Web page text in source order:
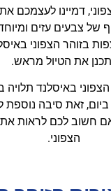
דמיינו לעצמכם
של צבעים עזים
בזוהר הצפוני
את הטיול מראש.
באיסלנד תלויה
זאת סיבה נוספת
חשוב לכם לראות את
הצפוני.